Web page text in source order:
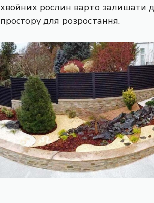
хвойних рослин варто залишати
простору для розростання.